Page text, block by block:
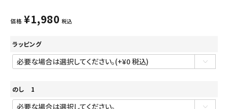
価格 ¥1,980 税込
ラッピング
のし 1